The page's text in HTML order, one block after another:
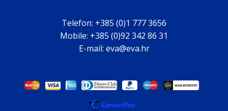
Telefon: +385 (0)1 777 3656
Mobile: +385 (0)92 342 86 31
E-mail: eva@eva.hr